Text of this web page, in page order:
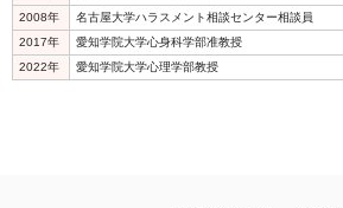
2008年
名古屋大学ハラスメント相談センター相談員
2017年
愛知学院大学心身科学部准教授
2022年
愛知学院大学心理学部教授